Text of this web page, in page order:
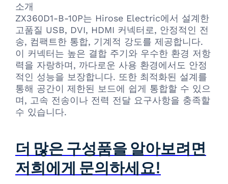
소개
ZX360D1-B-10P는 Hirose Electric에서 설계한
고품질 USB, DVI, HDMI 커넥터로, 안정적인 전
송, 컴팩트한 통합, 기계적 강도를 제공합니다.
이 커넥터는 높은 결합 주기와 우수한 환경 저항
력을 자랑하며, 까다로운 사용 환경에서도 안정
적인 성능을 보장합니다. 또한 최적화된 설계를
통해 공간이 제한된 보드에 쉽게 통합할 수 있으
며, 고속 전송이나 전력 전달 요구사항을 충족할
수 있습니다.
더 많은 구성품을 알아보려면
저희에게 문의하세요!